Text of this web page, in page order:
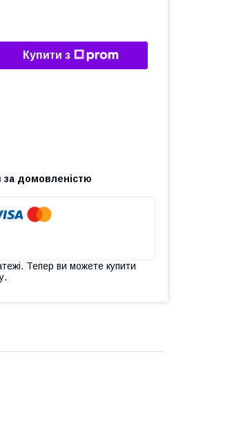
Купити з
за домовленістю
Тепер ви можете купити